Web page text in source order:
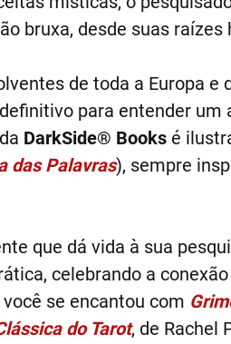
bruxa, desde suas
de toda a Europa
para entender um
DarkSide® Booksé
das Palavras), sempre
que dá vida à sua
celebrando a
se encantou com
do Tarot, de Rachel